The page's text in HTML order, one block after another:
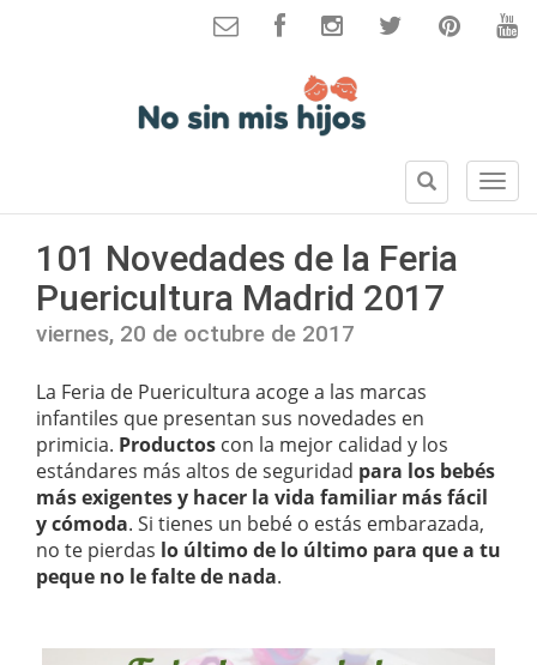
S
e
B
u
c
a
r
101 Novedades de la Feria
Puericultura Madrid 2017
viernes, 20 de octubre de 2017
La Feria de Puericultura acoge a las marcas
infantiles que presentan sus novedades en
primicia. Productos con la mejor calidad y los
estándares más altos de seguridad para los bebés
más exigentes y hacer la vida familiar más fácil
y cómoda. Si tienes un bebé o estás embarazada,
no te pierdas lo último de lo último para que a tu
peque no le falte de nada.